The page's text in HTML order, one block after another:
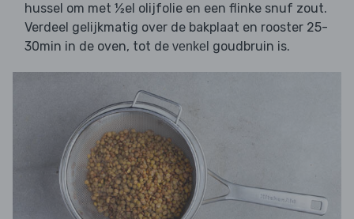
hussel om met ½el olijfolie en een flinke snuf zout.
Verdeel gelijkmatig over de bakplaat en rooster 25-
30min in de oven, tot de venkel goudbruin is.